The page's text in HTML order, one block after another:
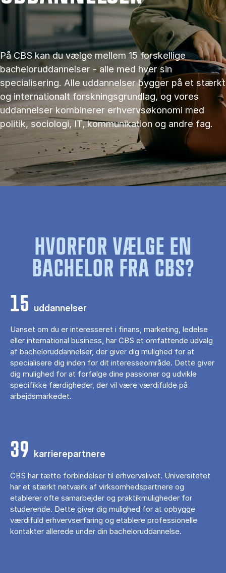
På CBS kan du vælge mellem 15 forskellige
bacheloruddannelser - alle med hver sin
specialisering. Alle uddannelser bygger på et stærkt
og internationalt forskningsgrundlag, og vores
uddannelser kombinerer erhvervsøkonomi med
politik, sociologi, IT, kommunikation og andre fag.
HVORFOR VÆLGE EN
BACHELOR FRA CBS?
15 uddannelser
Uanset om du er interesseret i finans, marketing, ledelse
eller international business, har CBS et omfattende udvalg
af bacheloruddannelser, der giver dig mulighed for at
specialisere dig inden for dit interesseområde. Dette giver
dig mulighed for at forfølge dine passioner og udvikle
specifikke færdigheder, der vil være værdifulde på
arbejdsmarkedet.
39 karrierepartnere
CBS har tætte forbindelser til erhvervslivet. Universitetet
har et stærkt netværk af virksomhedspartnere og
etablerer ofte samarbejder og praktikmuligheder for
studerende. Dette giver dig mulighed for at opbygge
værdifuld erhvervserfaring og etablere professionelle
kontakter allerede under din bacheloruddannelse.